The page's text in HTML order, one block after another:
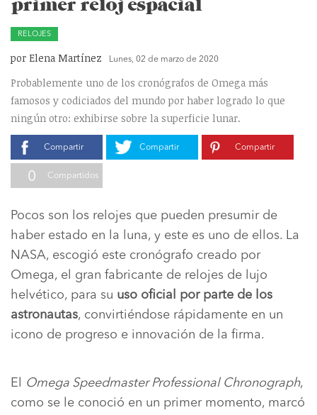
RELOJES
por Elena Martínez Lunes, 02 de marzo de 2020
Probablemente uno de los cronógrafos de Omega más
famosos y codiciados del mundo por haber logrado lo que
ningún otro: exhibirse sobre la superficie lunar.
Compartir Compartir Compartir
0 Compartidos
Pocos son los relojes que pueden presumir de
haber estado en la luna, y este es uno de ellos. La
NASA, escogió este cronógrafo creado por
Omega, el gran fabricante de relojes de lujo
helvético, para su uso oficial por parte de los
astronautas, convirtiéndose rápidamente en un
icono de progreso e innovación de la firma.
El Omega Speedmaster Professional Chronograph,
como se le conoció en un primer momento, marcó